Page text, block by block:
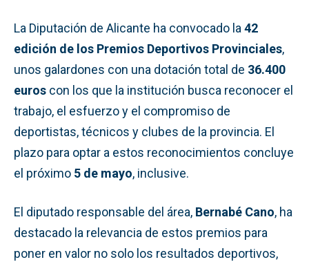
La Diputación de Alicante ha convocado la 42
edición de los Premios Deportivos Provinciales,
unos galardones con una dotación total de 36.400
euros con los que la institución busca reconocer el
trabajo, el esfuerzo y el compromiso de
deportistas, técnicos y clubes de la provincia. El
plazo para optar a estos reconocimientos concluye
el próximo 5 de mayo, inclusive.
El diputado responsable del área, Bernabé Cano, ha
destacado la relevancia de estos premios para
poner en valor no solo los resultados deportivos,